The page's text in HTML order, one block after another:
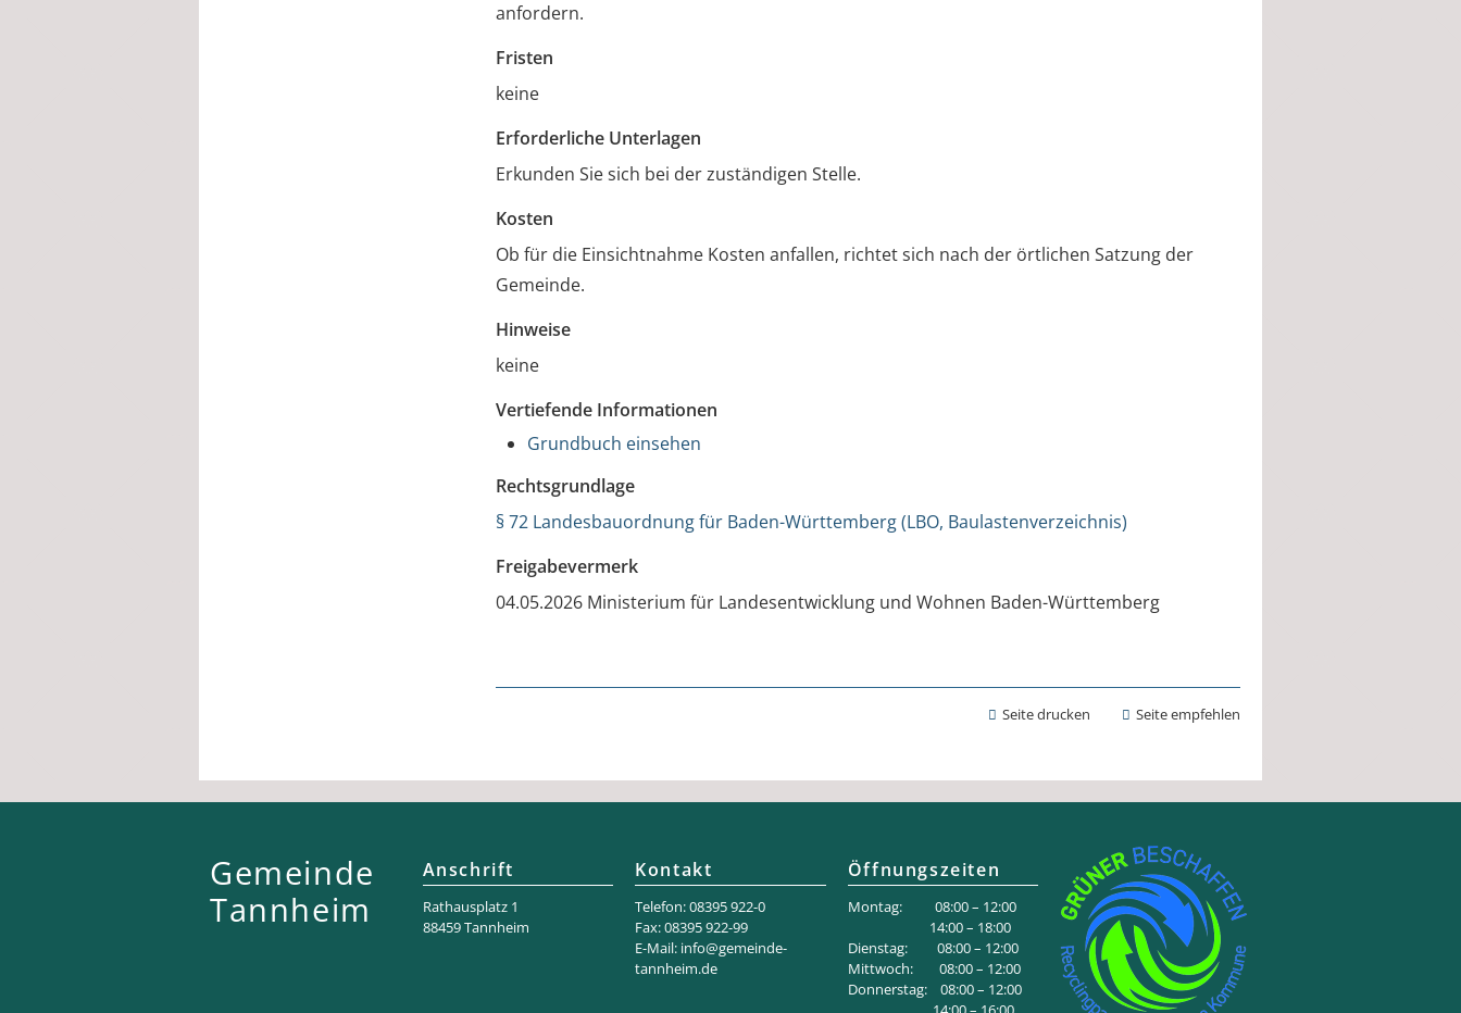
anfordern.
Fristen
keine
Erforderliche Unterlagen
Erkunden Sie sich bei der zuständigen Stelle.
Kosten
Ob für die Einsichtnahme Kosten anfallen, richtet sich nach der örtlichen Satzung der
Gemeinde.
Hinweise
keine
Vertiefende Informationen
Grundbuch einsehen
Rechtsgrundlage
§ 72 Landesbauordnung für Baden-Württemberg (LBO, Baulastenverzeichnis)
Freigabevermerk
04.05.2026 Ministerium für Landesentwicklung und Wohnen Baden-Württemberg
Seite drucken Seite empfehlen
Gemeinde
Tannheim
Anschrift
Rathaus­platz 1
88459 Tannheim
Kontakt
Telefon: 08395 922-0
Fax: 08395 922-99
E-Mail: info@gemeinde-
tannheim.de
Öffnungszeiten
Montag: 08:00 – 12:00
14:00 – 18:00
Dienstag: 08:00 – 12:00
Mittwoch: 08:00 – 12:00
Donnerstag: 08:00 – 12:00